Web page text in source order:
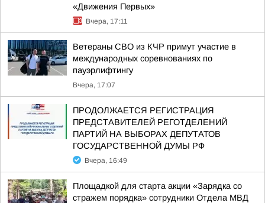
«Движения Первых»
Вчера, 17:11
Ветераны СВО из КЧР примут участие в
международных соревнованиях по
пауэрлифтингу
Вчера, 17:07
ПРОДОЛЖАЕТСЯ РЕГИСТРАЦИЯ
ПРЕДСТАВИТЕЛЕЙ РЕГОТДЕЛЕНИЙ
ПАРТИЙ НА ВЫБОРАХ ДЕПУТАТОВ
ГОСУДАРСТВЕННОЙ ДУМЫ РФ
Вчера, 16:49
Площадкой для старта акции «Зарядка со
стражем порядка» сотрудники Отдела МВД